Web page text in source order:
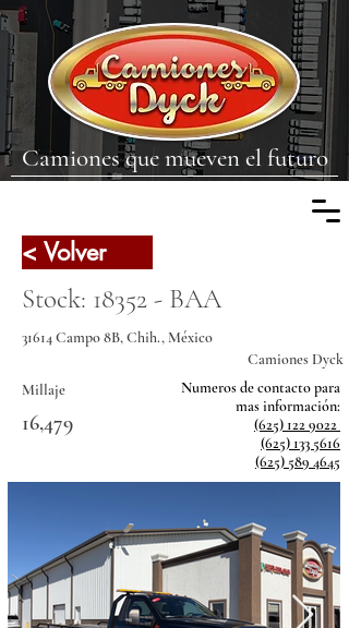
Camiones que mueven el futuro
< Volver
Stock: 18352 - BAA
31614 Campo 8B, Chih., México
Camiones Dyck
Millaje
16,479
Numeros de contacto para
masinformación:
(625) 122 9022
(625) 133 5616
(625) 589 4645